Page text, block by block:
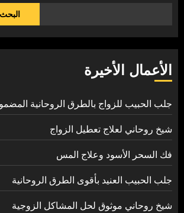
البحث
الأعمال الأخيرة
جلب الحبيب للزواج بالطرق الروحانية
شيخ روحاني لعلاج تعطيل الزواج
فك السحر الأسود وعلاج المس
جلب الحبيب العنيد بأقوى الطرق الروحانية
شيخ روحاني موثوق لحل المشاكل الزوجية